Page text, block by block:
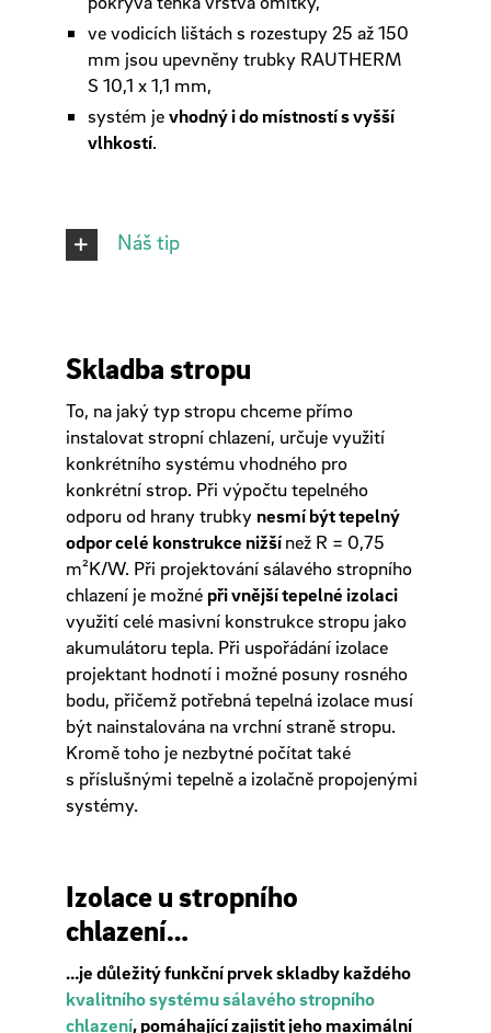
ve vodicích lištách s rozestupy 25 až 150
mm jsou upevněny trubky RAUTHERM
S 10,1 x 1,1 mm,
systém jevhodný i do místností s vyšší
vlhkostí.
Náš tip
Skladba stropu
To, na jaký typ stropu chceme přímo
instalovat stropní chlazení, určuje využití
konkrétního systému vhodného pro
konkrétní strop. Při výpočtu tepelného
odporu od hrany trubky nesmí být tepelný
odpor celé konstrukce nižšínež R = 0,75
m²K/W. Při projektování sálavého stropního
chlazení je možné při vnější tepelné izolaci
využití celé masivní konstrukce stropu jako
akumulátoru tepla. Při uspořádání izolace
projektant hodnotí i možné posuny rosného
bodu, přičemž potřebná tepelná izolace musí
být nainstalována na vrchní straně stropu.
Kromě toho je nezbytné počítat také
s příslušnými tepelně a izolačně propojenými
systémy.
Izolace u stropního
chlazení…
…je důležitý funkční prvek skladby každého
kvalitního systému sálavého stropního
chlazení, pomáhající zajistit jeho maximální